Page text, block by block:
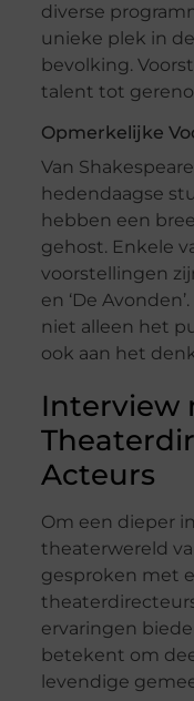
diverse
unieke plek in
bevolking.
talent tot
Opmerkelijke
Van
hedendaagse
hebben een
gehost. Enkele
voorstellingen
en ‘De
niet alleen het
ook aan het
Interview
Acteurs
Om een dieper
theaterwereld
gesproken met
ervaringen
betekent om
levendige